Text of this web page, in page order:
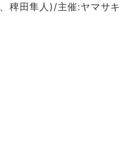
田隼人)/主催:ヤマサキ